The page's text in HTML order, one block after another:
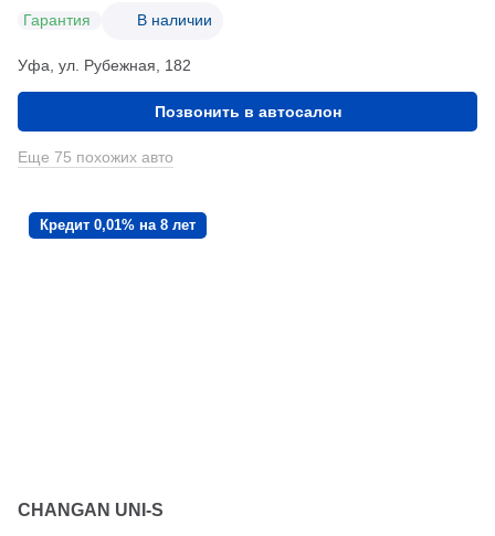
Гарантия В наличии
Уфа, ул. Рубежная, 182
Позвонить в автосалон
Еще 75 похожих авто
Кредит 0,01% на 8 лет
CHANGAN UNI-S